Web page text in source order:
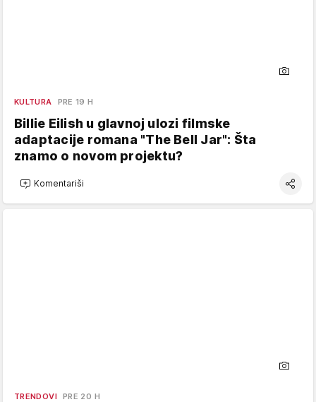
KULTURA PRE 19 H
Billie Eilish u glavnoj ulozi filmske
adaptacije romana "The Bell Jar": Šta
znamo o novom projektu?
Komentariši
TRENDOVI PRE 20 H